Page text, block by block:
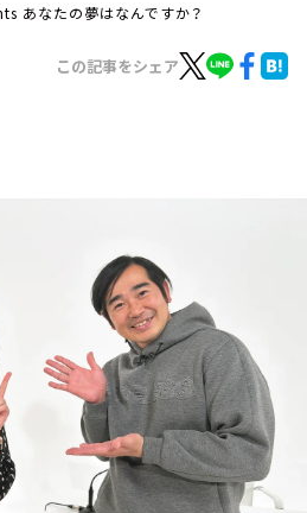
あなたの夢はなんですか？
この記事をシェア